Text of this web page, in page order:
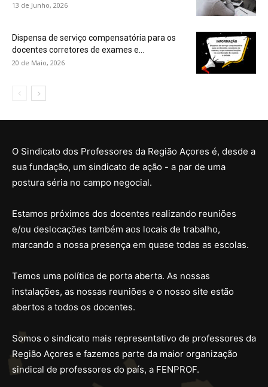
13 de Junho, 2026
Dispensa de serviço compensatória para os
docentes corretores de exames e...
20 de Maio, 2026
O Sindicato dos Professores da Região Açores é, desde a
sua fundação, um sindicato de ação - a par de uma
postura séria no campo negocial.
Estamos próximos dos docentes realizando reuniões
e/ou deslocações também aos locais de trabalho,
marcando a nossa presença em quase todas as escolas.
Temos uma política de porta aberta. As nossas
instalações, as nossas reuniões e o nosso site estão
abertos a todos os docentes.
Somos o sindicato mais representativo de professores da
Região Açores e fazemos parte da maior organização
sindical de professores do país, a FENPROF.